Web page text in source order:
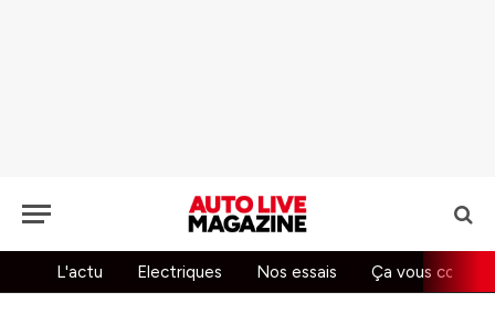
L'actu Electriques Nos essais Ça vous